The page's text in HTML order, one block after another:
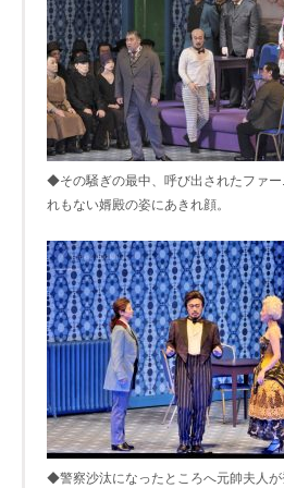
◆その騒ぎの最中、呼び出されたファ
れもない婿殿の姿にあきれ顔。
◆警察沙汰になったところへ元帥夫人